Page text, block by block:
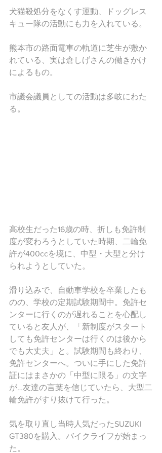
犬猫殺処分をなくす運動、ドッグレス
キュー隊の活動にも力を入れている。
熊本市の路面電車の軌道に芝生が敷か
れている、実は倉しげさんの働きかけ
によるもの。
市議会議員としての活動は多岐にわた
る。
高校生だった16歳の時、折しも免許制
度が変わろうとしていた時期、二輪免
許が400ccを境に、中型・大型と分け
られようとしていた。
滑り込みで、自動車学校を卒業したも
のの、学校の定期試験期間中。免許セ
ンターに行くのが遅れることを心配し
ていると友人が、「新制度がスタート
しても免許センターは行くのは後から
でも大丈夫」と。試験期間も終わり、
免許センターへ。ついに手にした免許
証にはまさかの「中型に限る」の文字
が…友達の言葉を信じていたら、大型二
輪免許がすり抜けて行った。
気を取り直し当時人気だったSUZUKI
GT380を購入。バイクライフが始まっ
た。